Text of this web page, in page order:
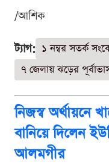
/আশিক
ট্যাগ: ১ নম্বর সতর্ক
৭ জেলায় ঝড়ের
নিজস্ব অর্থায়নে
বানিয়ে দিলেন
আলমগীর